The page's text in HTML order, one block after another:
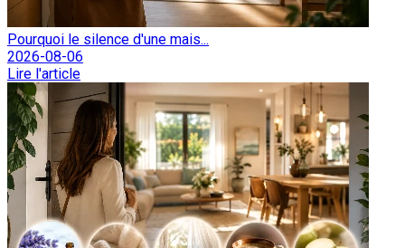
Pourquoi le silence d'une mais...
2026-08-06
Lire l'article